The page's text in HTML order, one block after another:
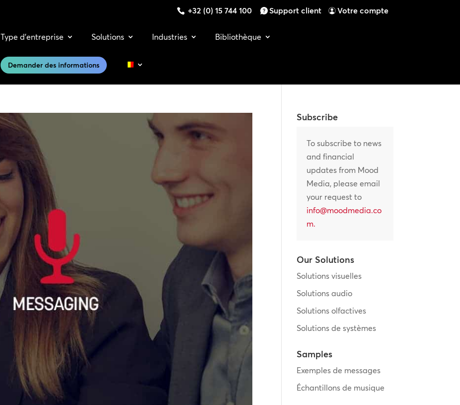
+32 (0) 15 744 100 Support client Votre compte
Type d’entreprise Solutions Industries Bibliothèque
Demander des informations
Subscribe
To subscribe to news
and financial
updates from Mood
Media, please email
your request to
info@moodmedia.co
m.
Our Solutions
Solutions visuelles
Solutions audio
Solutions olfactives
Solutions de systèmes
Samples
Exemples de messages
Échantillons de musique